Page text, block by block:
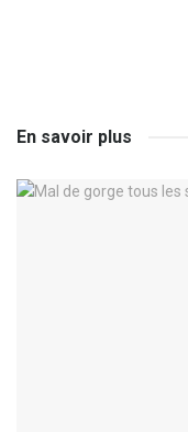
En savoir plus